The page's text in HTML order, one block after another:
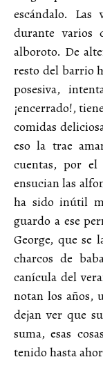
escándalo.
durante varios
alboroto. De
resto del barrio
posesiva,
¡encerrado!,
comidas
eso la trae
cuentas, por
ensucian las
ha sido inútil
guardo a ese
George, que se
charcos de
canícula del
notan los años,
dejan ver que
suma, esas
tenido hasta